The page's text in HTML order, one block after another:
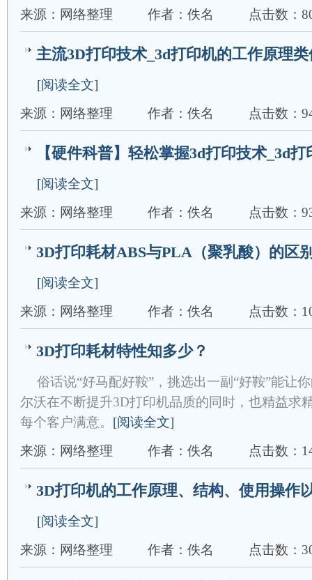
来源：网络整理
作者：佚名 点击数：
主流3D打印技术_3d打印机的工作原理
[阅读全文]
来源：网络整理
作者：佚名 点击数：
【硬件科普】轻松掌握3d打印技术_3d
[阅读全文]
来源：网络整理
作者：佚名 点击数：
3D打印耗材ABS与PLA（聚乳酸）的区
[阅读全文]
来源：网络整理
作者：佚名 点击数：
3D打印耗材特性知多少？
俗话说“好马配好鞍”，挑选出一副“好鞍”能让
尔沃在不断提升3D打印机品质的同时，也精益求
每个客户满意。 [阅读全文]
来源：网络整理
作者：佚名 点击数：
3D打印机的工作原理、结构、使用操作
[阅读全文]
来源：网络整理
作者：佚名 点击数：